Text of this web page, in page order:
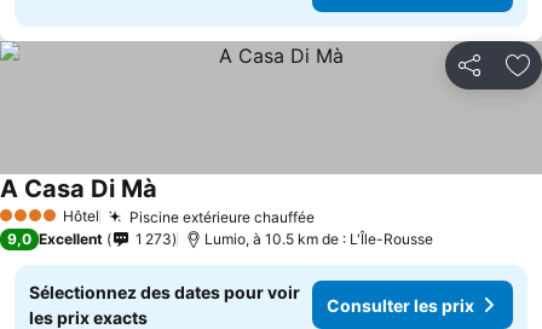
Partager
4 Étoiles Hôtel Piscine extérieure chauffée
A Casa Di Mà
9,0 Excellent 1 273 Lumio, à 10.5 km de : L'Île-Rousse
Sélectionnez des dates pour voir
les prix exacts
Consulter les prix